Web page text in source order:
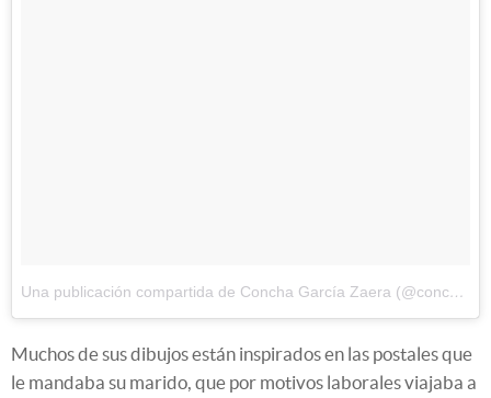
Una publicación compartida de Concha García Zaera (@conchagzaera)
Muchos de sus dibujos están inspirados en las postales que
le mandaba su marido, que por motivos laborales viajaba a